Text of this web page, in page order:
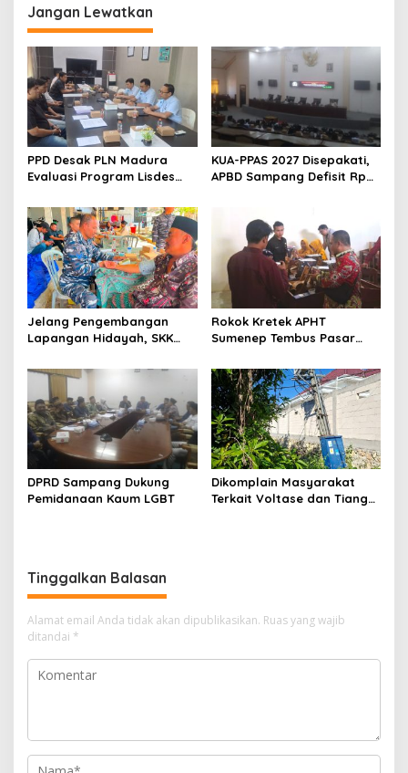
Jangan Lewatkan
PPD Desak PLN Madura
Evaluasi Program Lisdes
KUA-PPAS 2027 Disepakati,
APBD Sampang Defisit Rp
Jelang Pengembangan
Lapangan Hidayah, SKK
Perkuat Sinergi dengan
Nelayan Sampang
Rokok Kretek APHT
Sumenep Tembus Pasar
DPRD Sampang Dukung
Pemidanaan Kaum LGBT
Dikomplain Masyarakat
Terkait Voltase dan Tiang
Tinggalkan Balasan
Alamat email Anda tidak akan dipublikasikan. Ruas yang wajib
ditandai *